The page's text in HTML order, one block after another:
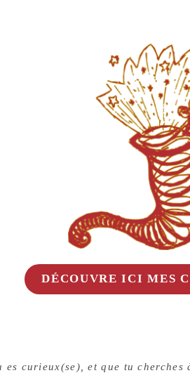
DÉCOUVRE ICI MES
es curieux(se), et que tu cherches